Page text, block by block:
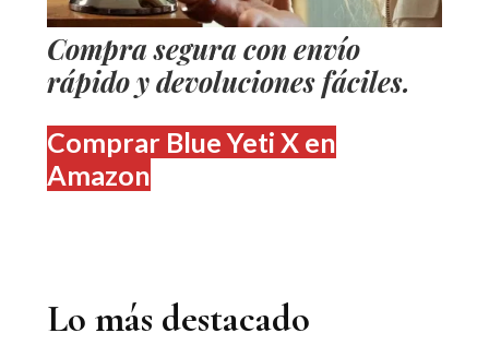
Compra segura con envío
rápido y devoluciones fáciles.
Comprar Blue Yeti X en
Amazon
Lo más destacado